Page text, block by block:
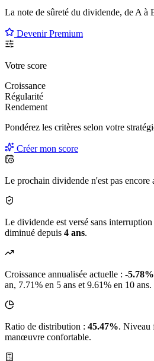
La note de sûreté du dividende, de A à
Devenir Premium
Votre score
Croissance
Régularité
Rendement
Pondérez les critères selon votre
Créer mon score
Le prochain dividende n'est pas encore
Le dividende est versé sans
diminué depuis 4 ans.
Croissance annualisée actuelle : -5.78%
an, 7.71% en 5 ans et 9.61% en 10 ans.
Ratio de distribution : 45.47%. Niveau
manœuvre confortable.